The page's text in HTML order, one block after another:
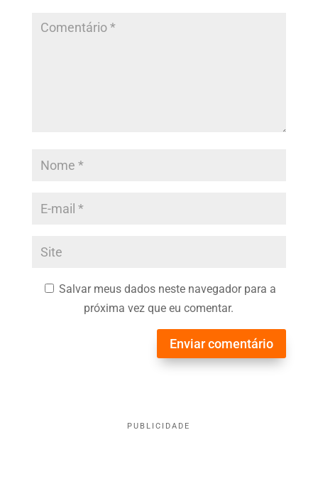
Salvar meus dados neste navegador para a
próxima vez que eu comentar.
Enviar comentário
PUBLICIDADE